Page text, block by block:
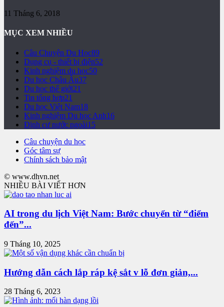
11 Tháng 6, 2018
MỤC XEM NHIỀU
Câu Chuyện Du Học89
Dụng cụ - thiết bị điện52
Kinh nghiệm du học50
Du học Châu Âu37
Du học thế giới21
Tin tổng hợp21
Du học Việt Nam18
Kinh nghiệm Du học Anh16
Định cư nước ngoài15
Câu chuyện du học
Góc tâm sự
Chính sách bảo mật
© www.dhvn.net
NHIỀU BÀI VIẾT HƠN
AI trong du lịch Việt Nam: Bước chuyển từ “điểm
đến”...
9 Tháng 10, 2025
Hướng dẫn cách lắp ráp kệ sắt v lỗ đơn giản,...
28 Tháng 6, 2023